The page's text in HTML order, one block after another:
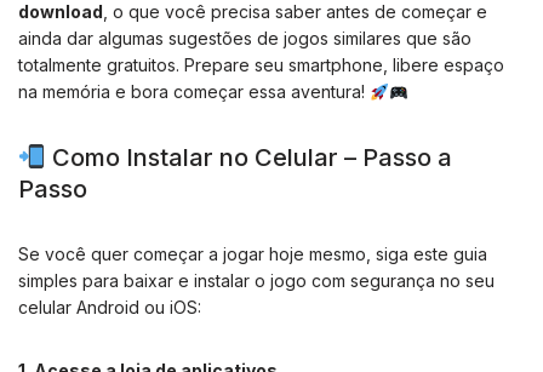
download , o que você precisa saber antes de começar e
ainda dar algumas sugestões de jogos similares que são
totalmente gratuitos. Prepare seu smartphone, libere espaço
na memória e bora começar essa aventura!
Como Instalar no Celular – Passo a
Passo
Se você quer começar a jogar hoje mesmo, siga este guia
simples para baixar e instalar o jogo com segurança no seu
celular Android ou iOS: